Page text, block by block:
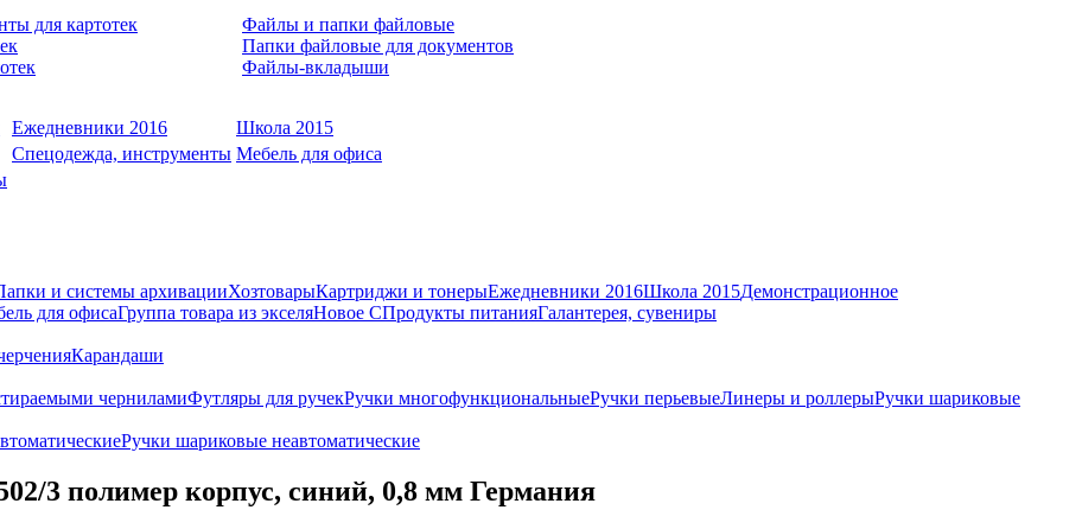
для картотек
Файлы и папки файловые
Папки файловые для документов
Файлы-вкладыши
Ежедневники 2016
Школа 2015
Спецодежда, инструменты Мебель для офиса
и системы архивацииХозтоварыКартриджи и тонерыЕжедневники 2016Школа 2015Демонстрационное
для офисаГруппа товара из экселяНовое СПродукты питанияГалантерея, сувениры
Карандаши
черниламиФутляры для ручекРучки многофункциональныеРучки перьевыеЛинеры и роллерыРучки шариковые
Ручки шариковые неавтоматические
3 полимер корпус, синий, 0,8 мм Германия